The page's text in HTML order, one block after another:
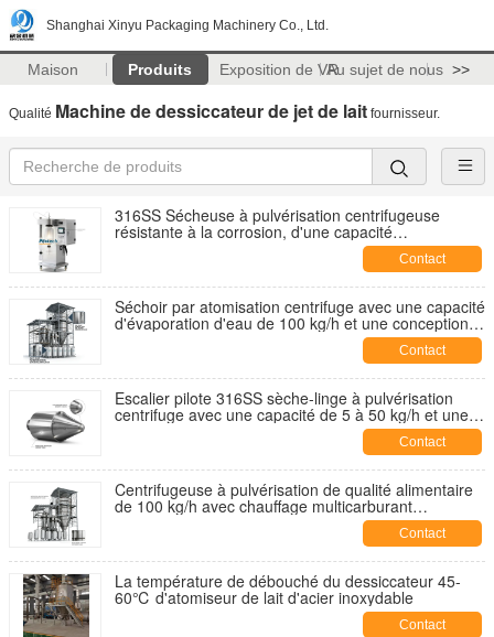
Shanghai Xinyu Packaging Machinery Co., Ltd.
Maison Produits Exposition de VRAu sujet de nous >>
Qualité Machine de dessiccateur de jet de lait fournisseur.
316SS Sécheuse à pulvérisation centrifugeuse
résistante à la corrosion, d'une capacité
d'évaporation de 80 kg/h, destinée au traitement de
Contact
Séchoir par atomisation centrifuge avec une capacité
d'évaporation d'eau de 100 kg/h et une conception
résistante à l'usure pour le traitement de poudres
Contact
Escalier pilote 316SS sèche-linge à pulvérisation
centrifuge avec une capacité de 5 à 50 kg/h et une
Contact
Centrifugeuse à pulvérisation de qualité alimentaire
de 100 kg/h avec chauffage multicarburant
configurable et conception à changement rapide
Contact
La température de débouché du dessiccateur 45-
60℃ d'atomiseur de lait d'acier inoxydable
Contact